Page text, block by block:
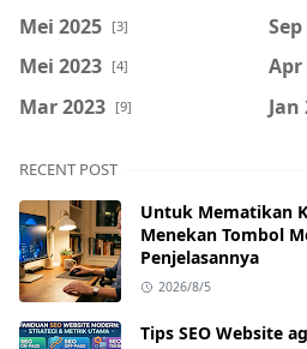
Mei 2025 [3]
Mei 2023 [4] Apr
Mar 2023 [9] Jan
RECENT POST
Untuk Mematikan
Menekan Tombol
Penjelasannya
2026/8/5
Tips SEO Website